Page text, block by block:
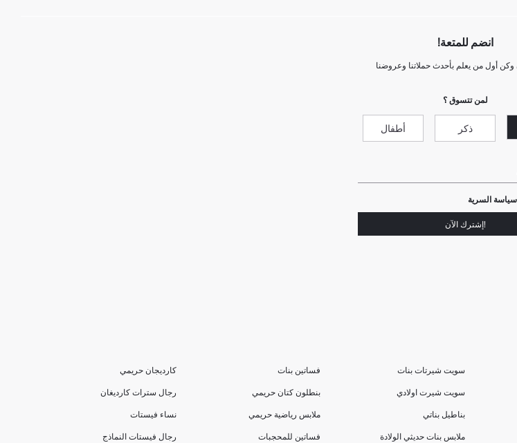
انضم للمتعة!
وكن أول من يعلم بأحدث حملاتنا وعروضنا
لمن تتسوق ؟
ذكر أطفال
السرية
!إشترك الآن
سويت شيرتات بنات
سويت شيرت اولادي
بناطيل بناتي
ملابس بنات حديثي الولادة
فساتين بنات
بنطلون كتان حريمي
ملابس رياضية حريمي
فساتين للمحجبات
كارديجان حريمي
رجال سترات كارديغان
نساء فيستات
رجال فيستات النماذج